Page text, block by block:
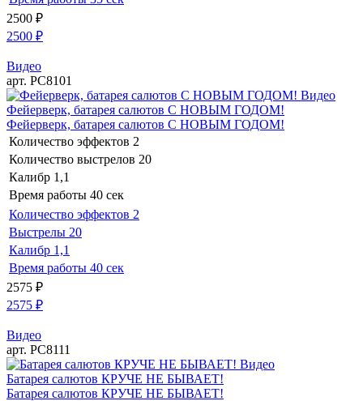
2500 ₽
2500 ₽
Видео
арт. РС8101
Видео
Фейерверк, батарея салютов С НОВЫМ ГОДОМ!
Фейерверк, батарея салютов С НОВЫМ ГОДОМ!
Количество эффектов 2
Количество выстрелов 20
Калибр 1,1
Время работы 40 сек
Количество эффектов 2
Выстрелы 20
Калибр 1,1
Время работы 40 сек
2575 ₽
2575 ₽
Видео
арт. РС8111
Видео
Батарея салютов КРУЧЕ НЕ БЫВАЕТ!
Батарея салютов КРУЧЕ НЕ БЫВАЕТ!